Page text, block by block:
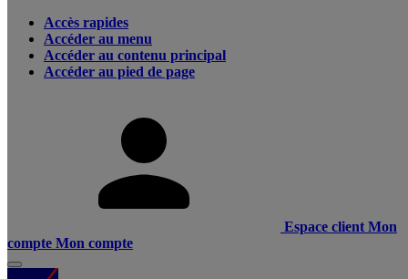
Accès rapides
Accéder au menu
Accéder au contenu principal
Accéder au pied de page
Espace client Mon
compte Mon compte